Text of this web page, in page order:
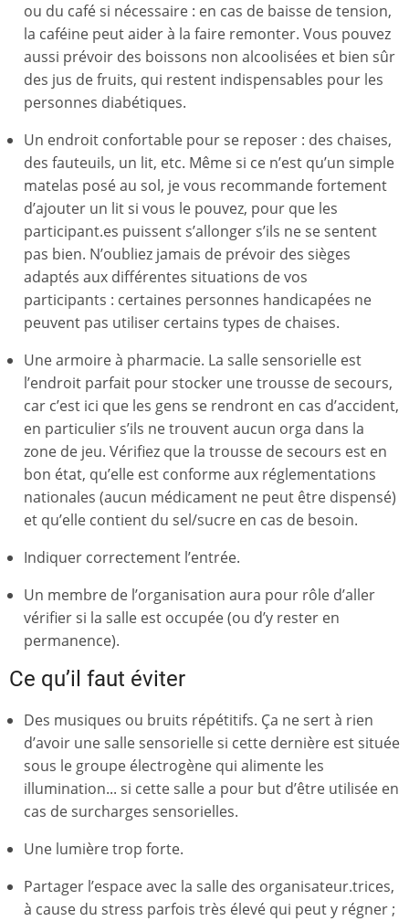
ou du café si nécessaire : en cas de baisse de tension,
la caféine peut aider à la faire remonter. Vous pouvez
aussi prévoir des boissons non alcoolisées et bien sûr
des jus de fruits, qui restent indispensables pour les
personnes diabétiques.
Un endroit confortable pour se reposer : des chaises,
des fauteuils, un lit, etc. Même si ce n’est qu’un simple
matelas posé au sol, je vous recommande fortement
d’ajouter un lit si vous le pouvez, pour que les
participant.es puissent s’allonger s’ils ne se sentent
pas bien. N’oubliez jamais de prévoir des sièges
adaptés aux différentes situations de vos
participants : certaines personnes handicapées ne
peuvent pas utiliser certains types de chaises.
Une armoire à pharmacie. La salle sensorielle est
l’endroit parfait pour stocker une trousse de secours,
car c’est ici que les gens se rendront en cas d’accident,
en particulier s’ils ne trouvent aucun orga dans la
zone de jeu. Vérifiez que la trousse de secours est en
bon état, qu’elle est conforme aux réglementations
nationales (aucun médicament ne peut être dispensé)
et qu’elle contient du sel/sucre en cas de besoin.
Indiquer correctement l’entrée.
Un membre de l’organisation aura pour rôle d’aller
vérifier si la salle est occupée (ou d’y rester en
permanence).
Ce qu’il faut éviter
Des musiques ou bruits répétitifs. Ça ne sert à rien
d’avoir une salle sensorielle si cette dernière est située
sous le groupe électrogène qui alimente les
illumination... si cette salle a pour but d’être utilisée en
cas de surcharges sensorielles.
Une lumière trop forte.
Partager l’espace avec la salle des organisateur.trices,
à cause du stress parfois très élevé qui peut y régner ;